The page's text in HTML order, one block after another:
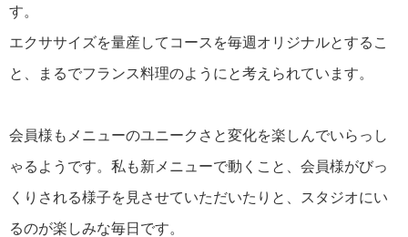
す。
エクササイズを量産してコースを毎週オリジナルとするこ
と、まるでフランス料理のようにと考えられています。
会員様もメニューのユニークさと変化を楽しんでいらっし
ゃるようです。私も新メニューで動くこと、会員様がびっ
くりされる様子を見させていただいたりと、スタジオにい
るのが楽しみな毎日です。